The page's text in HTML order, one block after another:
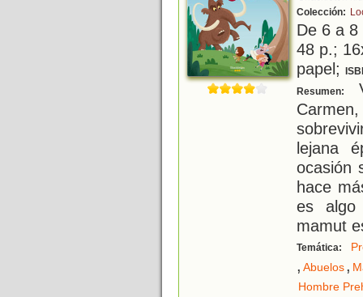
Colección:
De 6 a
48 p.;
papel;
Resumen:
lejana
ocasión
hace
es algo
mamut
Temática:
, Abuelos,
Hombre